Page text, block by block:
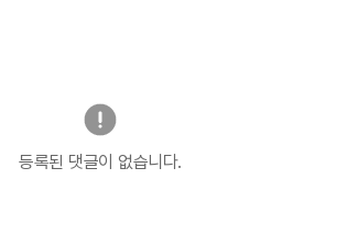
등록된 댓글이 없습니다.